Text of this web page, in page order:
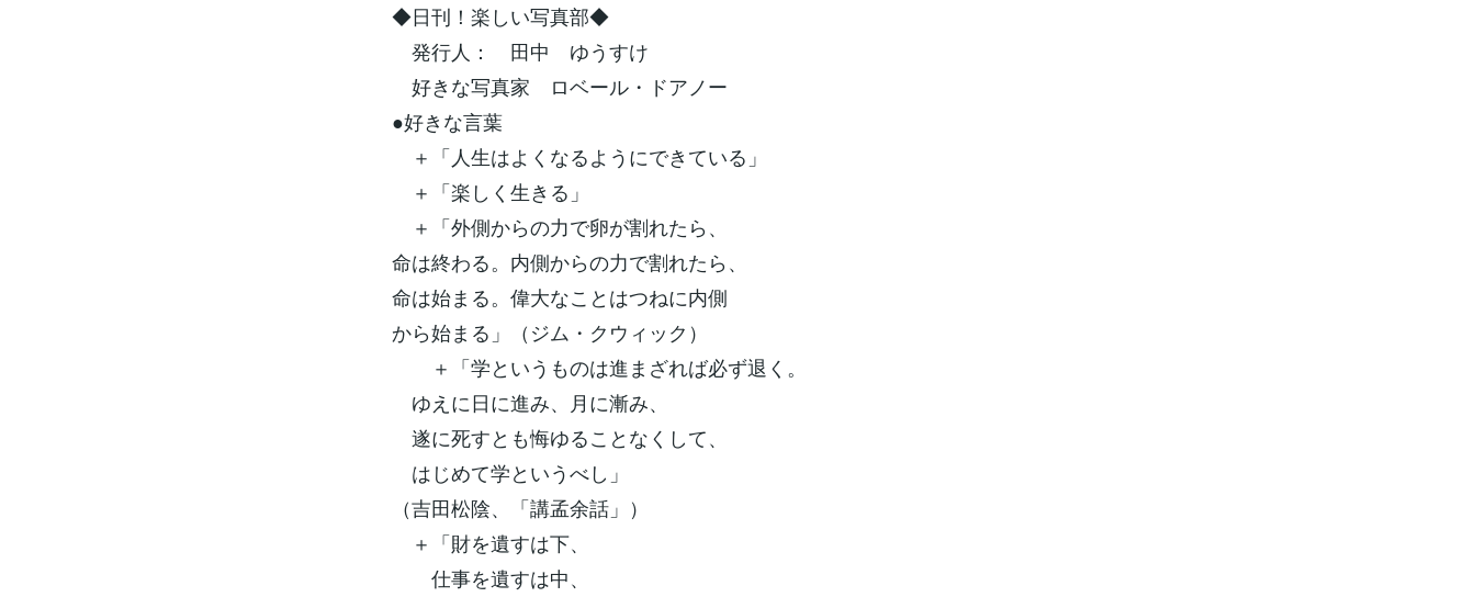
◆日刊！楽しい写真部◆
発行人： 田中 ゆうすけ
好きな写真家 ロベール・ドアノー
●好きな言葉
＋「人生はよくなるようにできている」
＋「楽しく生きる」
＋「外側からの力で卵が割れたら、
命は終わる。内側からの力で割れたら、
命は始まる。偉大なことはつねに内側
から始まる」（ジム・クウィック）
＋「学というものは進まざれば必ず退く。
ゆえに日に進み、月に漸み、
遂に死すとも悔ゆることなくして、
はじめて学というべし」
（吉田松陰、「講孟余話」）
＋「財を遺すは下、
仕事を遺すは中、